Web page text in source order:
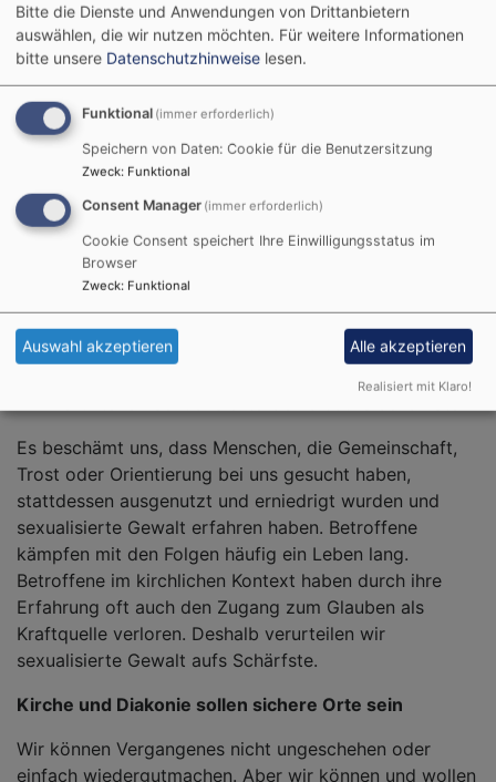
Grenzüberschreitungen kommen vor – leider auch in
der Kirche. Mit dem christlichen Glauben ist das
unvereinbar. Es widerspricht all dem, wofür wir als
Kirche stehen. Nach christlichem Verständnis besitzt
jeder Mensch die gleiche Würde, egal welches
Geschlecht, welches Alter, welche Hautfarbe oder
welch körperliche oder psychische Verfassung er hat.
Menschen im Glauben und Leben zu stärken,
Gemeinschaft und Vertrauen zu ermöglichen, das ist
unser Ziel. Sexuelle Belästigung, Grenzverletzungen
oder sexualisierte Gewalt sind dagegen entwürdigend.
Sie sind Ausdruck von Selbstüberhöhung und
Machtmissbrauch – sie verursachen Angst, Leid und
Zerstörung.
Es beschämt uns, dass Menschen, die Gemeinschaft,
Trost oder Orientierung bei uns gesucht haben,
stattdessen ausgenutzt und erniedrigt wurden und
sexualisierte Gewalt erfahren haben. Betroffene
kämpfen mit den Folgen häufig ein Leben lang.
Betroffene im kirchlichen Kontext haben durch ihre
Erfahrung oft auch den Zugang zum Glauben als
Kraftquelle verloren. Deshalb verurteilen wir
sexualisierte Gewalt aufs Schärfste.
Kirche und Diakonie sollen sichere Orte sein
Wir können Vergangenes nicht ungeschehen oder
einfach wiedergutmachen. Aber wir können und wollen
Bitte die Dienste und Anwendungen von Drittanbietern
auswählen, die wir nutzen möchten. Für weitere Informationen
bitte unsere Datenschutzhinweise lesen.
Funktional (immer erforderlich)
Speichern von Daten: Cookie für die Benutzersitzung
Zweck: Funktional
Consent Manager (immer erforderlich)
Cookie Consent speichert Ihre Einwilligungsstatus im
Browser
Zweck: Funktional
Auswahl akzeptieren Alle akzeptieren
Realisiert mit Klaro!